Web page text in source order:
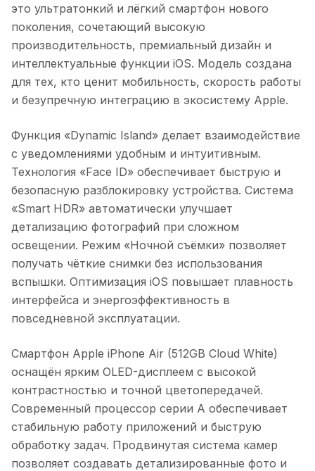
это ультратонкий и лёгкий смартфон нового
поколения, сочетающий высокую
производительность, премиальный дизайн и
интеллектуальные функции iOS. Модель создана
для тех, кто ценит мобильность, скорость работы
и безупречную интеграцию в экосистему Apple.
Функция «Dynamic Island» делает взаимодействие
с уведомлениями удобным и интуитивным.
Технология «Face ID» обеспечивает быструю и
безопасную разблокировку устройства. Система
«Smart HDR» автоматически улучшает
детализацию фотографий при сложном
освещении. Режим «Ночной съёмки» позволяет
получать чёткие снимки без использования
вспышки. Оптимизация iOS повышает плавность
интерфейса и энергоэффективность в
повседневной эксплуатации.
Смартфон Apple iPhone Air (512GB Cloud White)
оснащён ярким OLED-дисплеем с высокой
контрастностью и точной цветопередачей.
Современный процессор серии A обеспечивает
стабильную работу приложений и быструю
обработку задач. Продвинутая система камер
позволяет создавать детализированные фото и